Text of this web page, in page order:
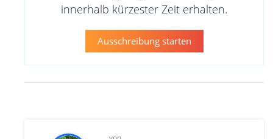
innerhalb kürzester Zeit erhalten.
Ausschreibung starten